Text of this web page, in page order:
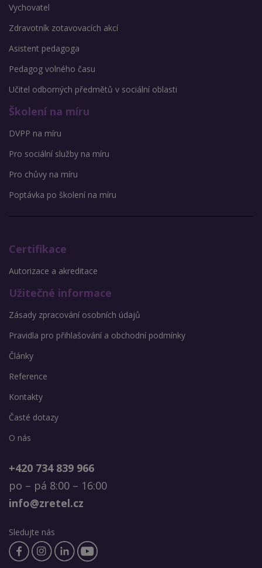
Vychovatel
Zdravotník zotavovacích akcí
Asistent pedagoga
Pedagog volného času
Učitel odborných předmětů v sociální oblasti
Školení na míru
DVPP na míru
Pro sociální služby na míru
Pro chůvy na míru
Poptávka po školení na míru
Certifikace
Autorizace a akreditace
Užitečné informace
Zásady zpracování osobních údajů
Pravidla pro přihlašování a obchodní podmínky
Články
Reference
Kontakty
Časté dotazy
O nás
+420 734 839 966
po – pá 8:00 – 16:00
info@zretel.cz
Sledujte nás